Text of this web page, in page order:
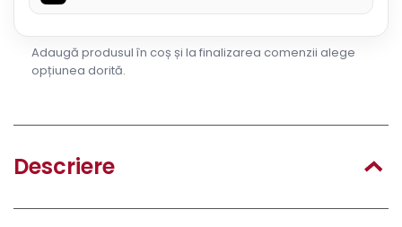
Adaugă produsul în coș și la finalizarea comenzii alege
opțiunea dorită.
Descriere